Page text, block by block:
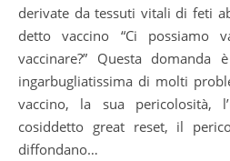
derivate da tessuti vitali di feti
detto vaccino “Ci possiamo
vaccinare?” Questa
ingarbugliatissima di molti
vaccino, la sua pericolosità,
cosiddetto great reset, il
diffondano…